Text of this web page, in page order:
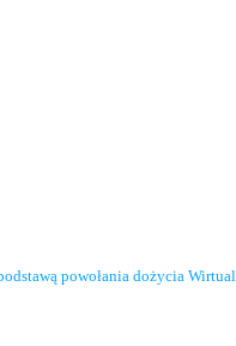
powołania dożycia